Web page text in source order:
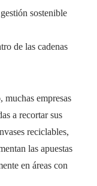
sostenible
de las cadenas
empresas
a recortar sus
reciclables,
las apuestas
en áreas con